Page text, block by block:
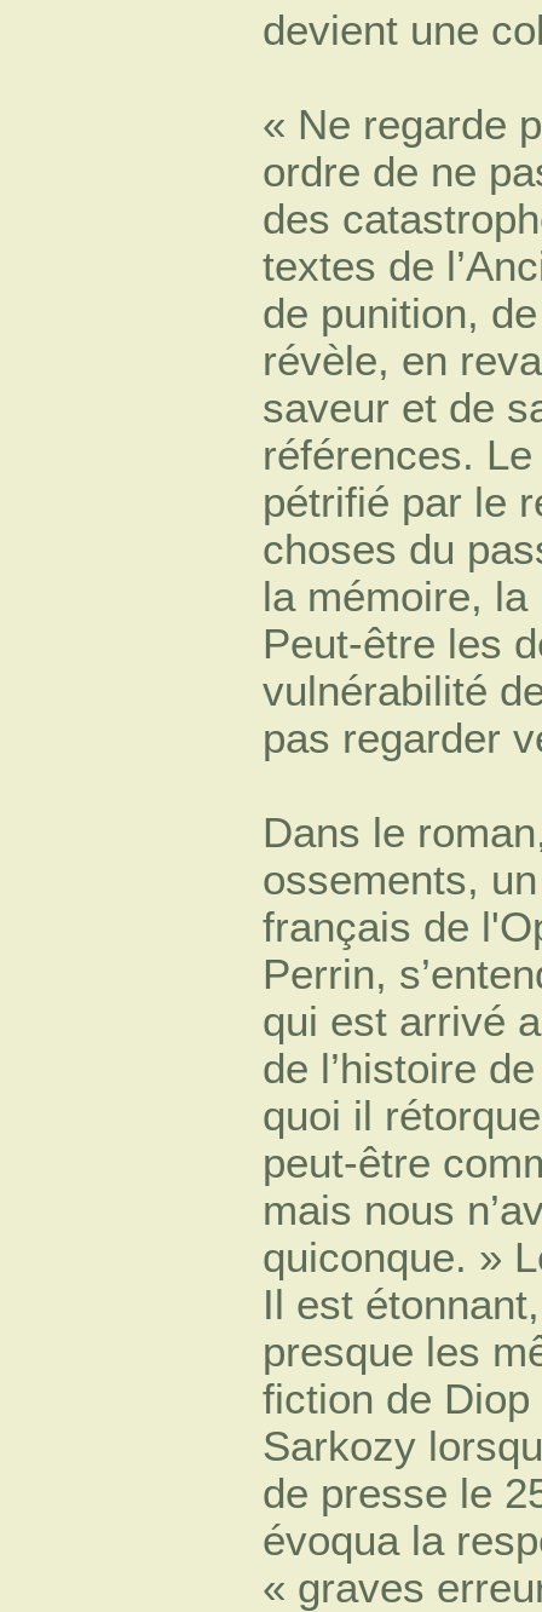
devient une
« Ne regarde
ordre de ne
des
textes de
de punition,
révèle, en
saveur et de
références.
pétrifié par le
choses du
la mémoire,
Peut-être les
vulnérabilité
pas regarder
Dans le
ossements,
français de
Perrin,
qui est arrivé
de l’histoire
quoi il
peut-être
mais nous
quiconque. »
Il est
presque les
fiction de
Sarkozy
de presse le
évoqua la
« graves